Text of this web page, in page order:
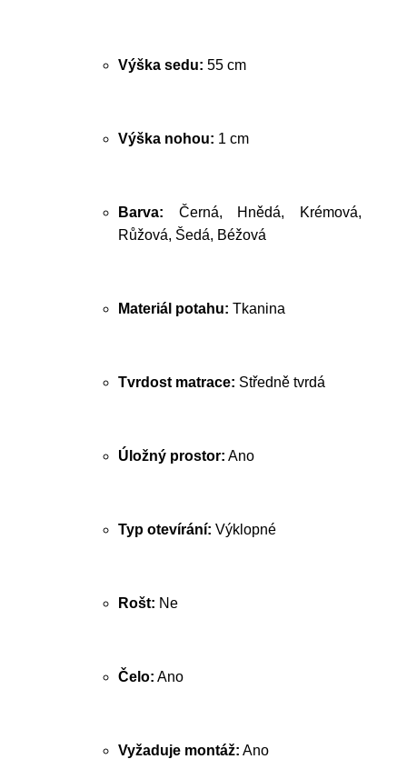
Výška sedu: 55 cm
Výška nohou: 1 cm
Barva: Černá, Hnědá, Krémová,
Růžová, Šedá, Béžová
Materiál potahu: Tkanina
Tvrdost matrace: Středně tvrdá
Úložný prostor: Ano
Typ otevírání: Výklopné
Rošt: Ne
Čelo: Ano
Vyžaduje montáž: Ano